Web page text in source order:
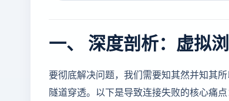
一、 深度剖析：虚拟
要彻底解决问题，我们需要知其然并知其
隧道穿透。以下是导致连接失败的核心痛点